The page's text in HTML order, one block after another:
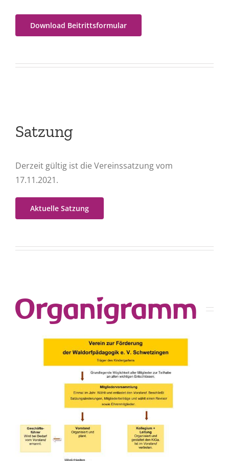
Download Beitrittsformular
Satzung
Derzeit gültig ist die Vereinssatzung vom
17.11.2021.
Aktuelle Satzung
Organigramm